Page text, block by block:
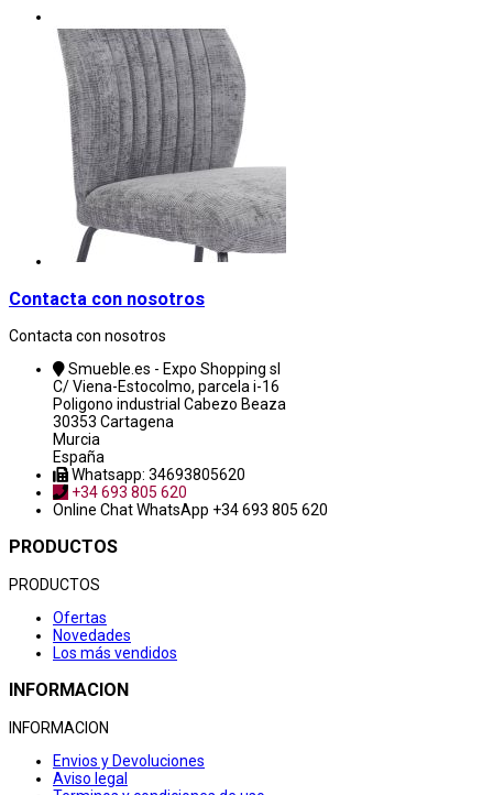
Contacta con nosotros
Contacta con nosotros
Smueble.es - Expo Shopping sl
C/ Viena-Estocolmo, parcela i-16
Poligono industrial Cabezo Beaza
30353 Cartagena
Murcia
España
Whatsapp: 34693805620
+34 693 805 620
Online ChatWhatsApp +34 693 805 620
PRODUCTOS
PRODUCTOS
Ofertas
Novedades
Los más vendidos
INFORMACION
INFORMACION
Envios y Devoluciones
Aviso legal